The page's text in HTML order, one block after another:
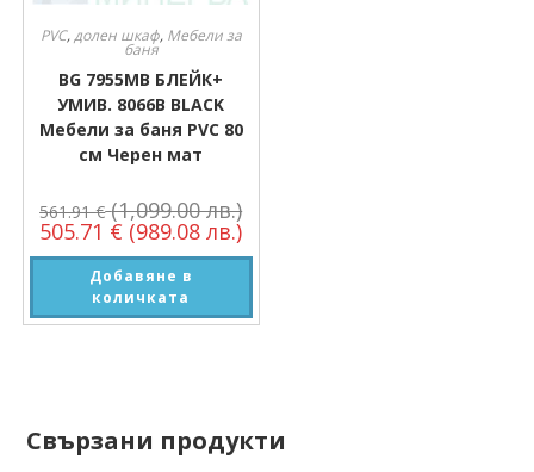
PVC,долен шкаф, Мебели за
баня
BG 7955MB БЛЕЙК+
УМИВ. 8066B BLACK
Мебели за баня PVC 80
см Черен мат
561.91€ (1,099.00 лв.)
505.71 € (989.08 лв.)
Добавяне в
количката
Свързани продукти